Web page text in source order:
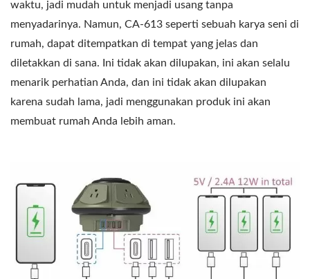
waktu, jadi mudah untuk menjadi usang tanpa
menyadarinya. Namun, CA-613 seperti sebuah karya seni di
rumah, dapat ditempatkan di tempat yang jelas dan
diletakkan di sana. Ini tidak akan dilupakan, ini akan selalu
menarik perhatian Anda, dan ini tidak akan dilupakan
karena sudah lama, jadi menggunakan produk ini akan
membuat rumah Anda lebih aman.